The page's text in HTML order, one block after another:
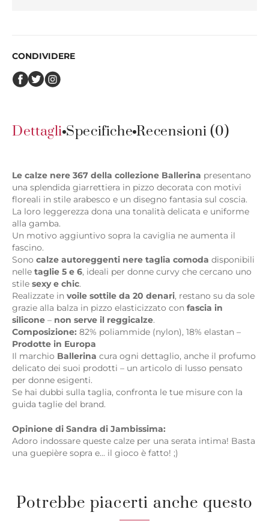
CONDIVIDERE
Dettagli Specifiche Recensioni (0)
Le calze nere 367 della collezione Ballerina presentano
una splendida giarrettiera in pizzo decorata con motivi
floreali in stile arabesco e un disegno fantasia sul coscia.
La loro leggerezza dona una tonalità delicata e uniforme
alla gamba.
Un motivo aggiuntivo sopra la caviglia ne aumenta il
fascino.
Sono calze autoreggenti nere taglia comoda disponibili
nelle taglie 5 e 6, ideali per donne curvy che cercano uno
stile sexy e chic.
Realizzate in voile sottile da 20 denari, restano su da sole
grazie alla balza in pizzo elasticizzato con fascia in
silicone – non serve il reggicalze.
Composizione: 82% poliammide (nylon), 18% elastan –
Prodotte in Europa
Il marchio Ballerina cura ogni dettaglio, anche il profumo
delicato dei suoi prodotti – un articolo di lusso pensato
per donne esigenti.
Se hai dubbi sulla taglia, confronta le tue misure con la
guida taglie del brand.
Opinione di Sandra di Jambissima:
Adoro indossare queste calze per una serata intima! Basta
una guepière sopra e... il gioco è fatto! ;)
Potrebbe piacerti anche questo